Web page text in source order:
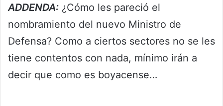
ADDENDA: ¿Cómo les pareció el
nombramiento del nuevo Ministro de
Defensa? Como a ciertos sectores no se les
tiene contentos con nada, mínimo irán a
decir que como es boyacense…